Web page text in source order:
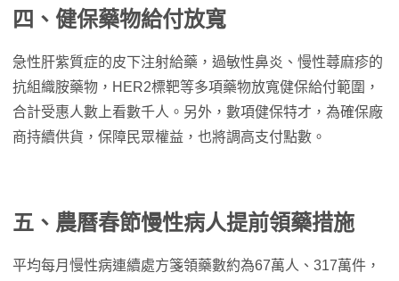
四、健保藥物給付放寬
急性肝紫質症的皮下注射給藥，過敏性鼻炎、慢性蕁麻疹的
抗組織胺藥物，HER2標靶等多項藥物放寬健保給付範圍，
合計受惠人數上看數千人。另外，數項健保特才，為確保廠
商持續供貨，保障民眾權益，也將調高支付點數。
五、農曆春節慢性病人提前領藥措施
平均每月慢性病連續處方箋領藥數約為67萬人、317萬件，